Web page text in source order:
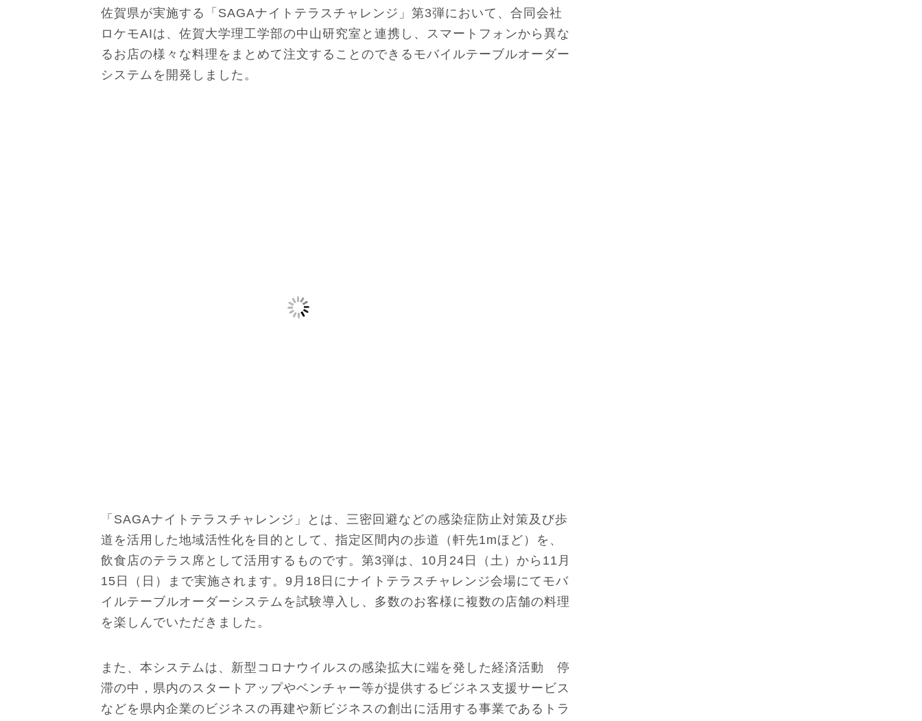
佐賀県が実施する「SAGAナイトテラスチャレンジ」第3弾において、合同会社
ロケモAIは、佐賀大学理工学部の中山研究室と連携し、スマートフォンから異な
るお店の様々な料理をまとめて注文することのできるモバイルテーブルオーダー
システムを開発しました。
「SAGAナイトテラスチャレンジ」とは、三密回避などの感染症防止対策及び歩
道を活用した地域活性化を目的として、指定区間内の歩道（軒先1mほど）を、
飲食店のテラス席として活用するものです。第3弾は、10月24日（土）から11月
15日（日）まで実施されます。9月18日にナイトテラスチャレンジ会場にてモバ
イルテーブルオーダーシステムを試験導入し、多数のお客様に複数の店舗の料理
を楽しんでいただきました。
また、本システムは、新型コロナウイルスの感染拡大に端を発した経済活動 停
滞の中，県内のスタートアップやベンチャー等が提供するビジネス支援サービス
などを県内企業のビジネスの再建や新ビジネスの創出に活用する事業であるトラ